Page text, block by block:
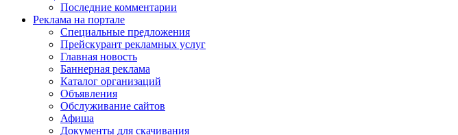
Последние комментарии
Реклама на портале
Специальные предложения
Прейскурант рекламных услуг
Главная новость
Баннерная реклама
Каталог организаций
Объявления
Обслуживание сайтов
Афиша
Документы для скачивания